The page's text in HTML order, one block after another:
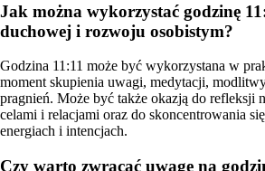
Jak można wykorzystać godzinę
duchowej i rozwoju osobistym?
Godzina 11:11 może być wykorzystana w
moment skupienia uwagi, medytacji,
pragnień. Może być także okazją do refleksji
celami i relacjami oraz do skoncentrowania
energiach i intencjach.
Czy warto zwracać uwagę na